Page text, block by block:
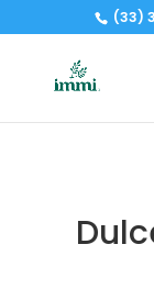
(33)